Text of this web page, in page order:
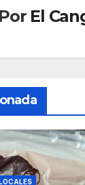
Por El